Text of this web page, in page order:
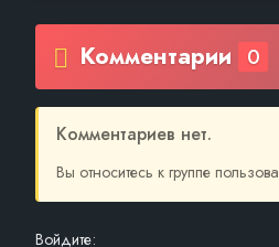
Комментарии 0
Комментариев нет.
Вы относитесь к группе
Войдите: